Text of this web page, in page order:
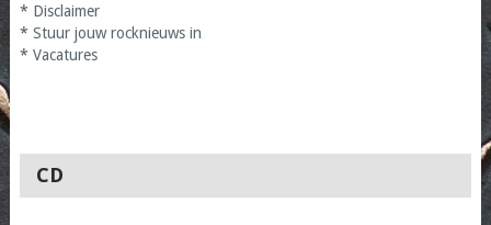
* Disclaimer
* Stuur jouw rocknieuws in
* Vacatures
CD